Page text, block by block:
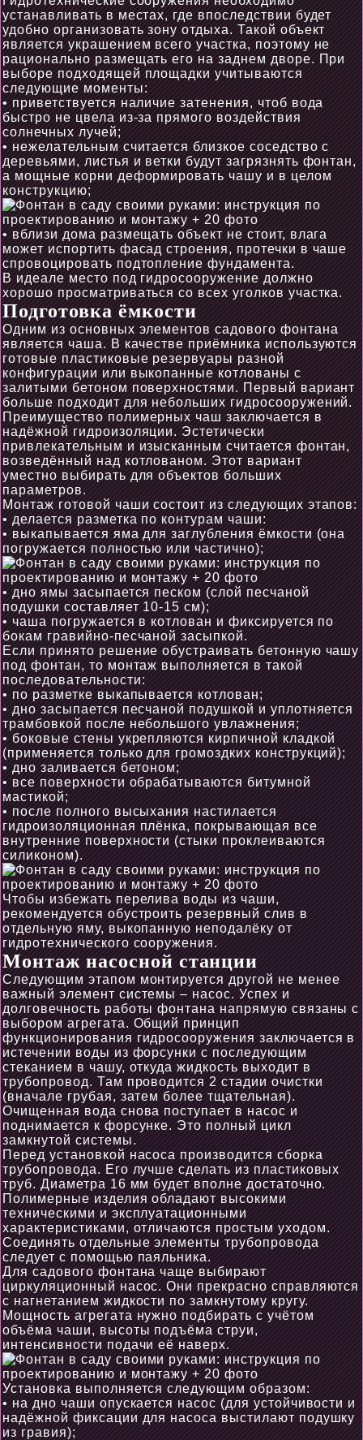
устанавливать в местах, где впоследствии будет
удобно организовать зону отдыха. Такой объект
является украшением всего участка, поэтому не
рационально размещать его на заднем дворе. При
выборе подходящей площадки учитываются
следующие моменты:
• приветствуется наличие затенения, чтоб вода
быстро не цвела из-за прямого воздействия
солнечных лучей;
• нежелательным считается близкое соседство с
деревьями, листья и ветки будут загрязнять фонтан,
а мощные корни деформировать чашу и в целом
конструкцию;
• вблизи дома размещать объект не стоит, влага
может испортить фасад строения, протечки в чаше
спровоцировать подтопление фундамента.
В идеале место под гидросооружение должно
хорошо просматриваться со всех уголков участка.
Подготовка ёмкости
Одним из основных элементов садового фонтана
является чаша. В качестве приёмника используются
готовые пластиковые резервуары разной
конфигурации или выкопанные котлованы с
залитыми бетоном поверхностями. Первый вариант
больше подходит для небольших гидросооружений.
Преимущество полимерных чаш заключается в
надёжной гидроизоляции. Эстетически
привлекательным и изысканным считается фонтан,
возведённый над котлованом. Этот вариант
уместно выбирать для объектов больших
параметров.
Монтаж готовой чаши состоит из следующих этапов:
• делается разметка по контурам чаши:
• выкапывается яма для заглубления ёмкости (она
погружается полностью или частично);
• дно ямы засыпается песком (слой песчаной
подушки составляет 10-15 см);
• чаша погружается в котлован и фиксируется по
бокам гравийно-песчаной засыпкой.
Если принято решение обустраивать бетонную чашу
под фонтан, то монтаж выполняется в такой
последовательности:
• по разметке выкапывается котлован;
• дно засыпается песчаной подушкой и уплотняется
трамбовкой после небольшого увлажнения;
• боковые стены укрепляются кирпичной кладкой
(применяется только для громоздких конструкций);
• дно заливается бетоном;
• все поверхности обрабатываются битумной
мастикой;
• после полного высыхания настилается
гидроизоляционная плёнка, покрывающая все
внутренние поверхности (стыки проклеиваются
силиконом).
Чтобы избежать перелива воды из чаши,
рекомендуется обустроить резервный слив в
отдельную яму, выкопанную неподалёку от
гидротехнического сооружения.
Монтаж насосной станции
Следующим этапом монтируется другой не менее
важный элемент системы – насос. Успех и
долговечность работы фонтана напрямую связаны с
выбором агрегата. Общий принцип
функционирования гидросооружения заключается в
истечении воды из форсунки с последующим
стеканием в чашу, откуда жидкость выходит в
трубопровод. Там проводится 2 стадии очистки
(вначале грубая, затем более тщательная).
Очищенная вода снова поступает в насос и
поднимается к форсунке. Это полный цикл
замкнутой системы.
Перед установкой насоса производится сборка
трубопровода. Его лучше сделать из пластиковых
труб. Диаметра 16 мм будет вполне достаточно.
Полимерные изделия обладают высокими
техническими и эксплуатационными
характеристиками, отличаются простым уходом.
Соединять отдельные элементы трубопровода
следует с помощью паяльника.
Для садового фонтана чаще выбирают
циркуляционный насос. Они прекрасно справляются
с нагнетанием жидкости по замкнутому кругу.
Мощность агрегата нужно подбирать с учётом
объёма чаши, высоты подъёма струи,
интенсивности подачи её наверх.
Установка выполняется следующим образом:
• на дно чаши опускается насос (для устойчивости и
надёжной фиксации для насоса выстилают подушку
из гравия);